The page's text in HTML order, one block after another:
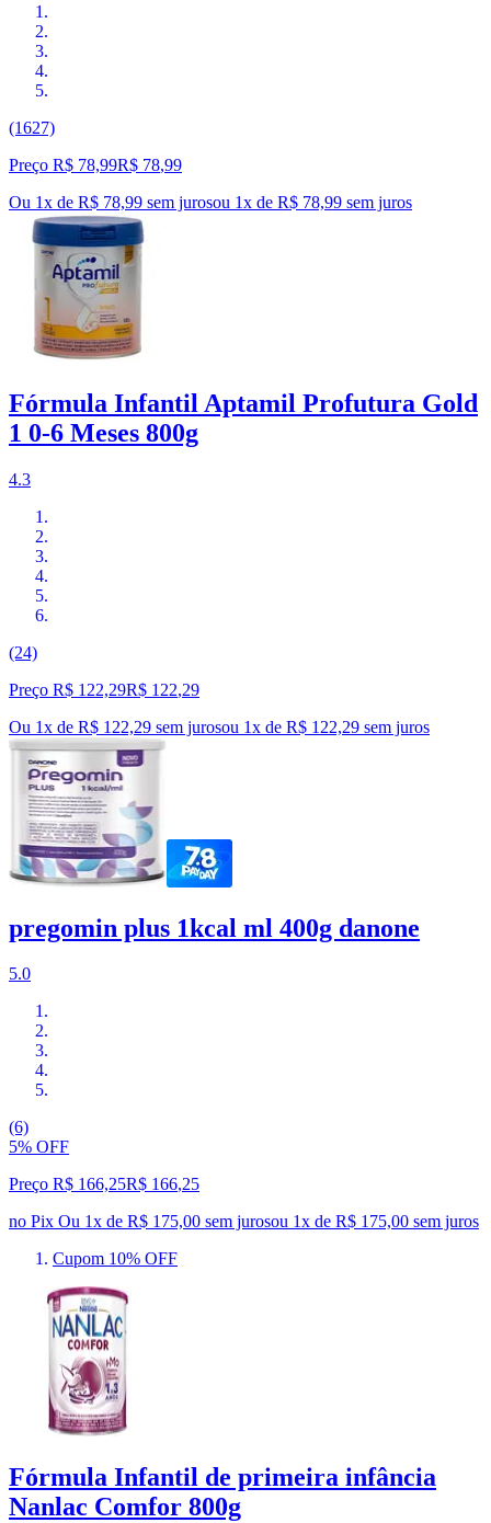
(1627)
Preço R$ 78,99R$ 78,99
Ou 1x de R$ 78,99 sem jurosou 1x de R$ 78,99 sem juros
Fórmula Infantil Aptamil Profutura Gold
1 0-6 Meses 800g
4.3
(24)
Preço R$ 122,29R$ 122,29
Ou 1x de R$ 122,29 sem jurosou 1x de R$ 122,29 sem juros
pregomin plus 1kcal ml 400g danone
5.0
(6)
5% OFF
Preço R$ 166,25R$ 166,25
no Pix Ou 1x de R$ 175,00 sem jurosou 1x de R$ 175,00 sem juros
Cupom 10% OFF
Fórmula Infantil de primeira infância
Nanlac Comfor 800g